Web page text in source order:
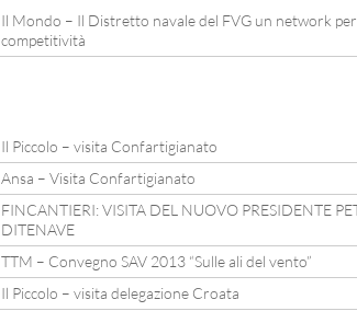
Il Mondo – Il Distretto navale del FVG un network
competitività
Il Piccolo – visita Confartigianato
Ansa – Visita Confartigianato
FINCANTIERI: VISITA DEL NUOVO PRESIDENTE
DITENAVE
TTM – Convegno SAV 2013 “Sulle ali del vento”
Il Piccolo – visita delegazione Croata